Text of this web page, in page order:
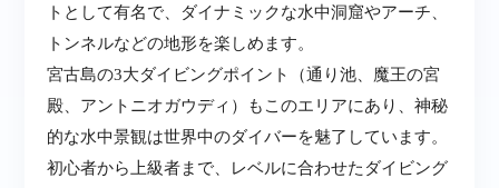
トとして有名で、ダイナミックな水中洞窟やアーチ、
トンネルなどの地形を楽しめます。
宮古島の3大ダイビングポイント（通り池、魔王の宮
殿、アントニオガウディ）もこのエリアにあり、神秘
的な水中景観は世界中のダイバーを魅了しています。
初心者から上級者まで、レベルに合わせたダイビング